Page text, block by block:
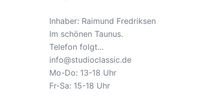
Inhaber: Raimund Fredriksen
Im schönen Taunus.
Telefon folgt...
info@studioclassic.de
Mo-Do: 13-18 Uhr
Fr-Sa: 15-18 Uhr